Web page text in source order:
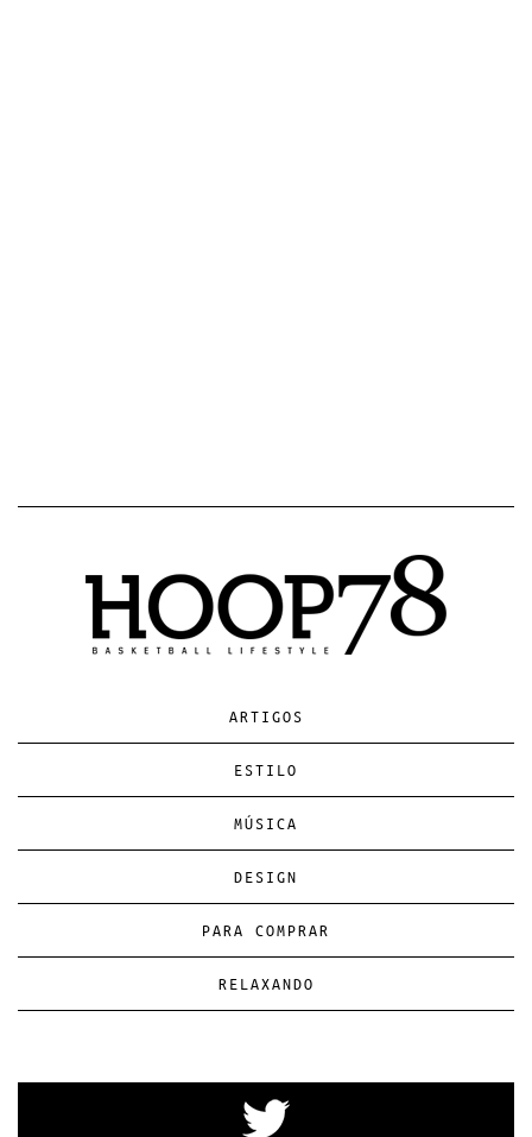
ARTIGOS
ESTILO
MÚSICA
DESIGN
PARA COMPRAR
RELAXANDO